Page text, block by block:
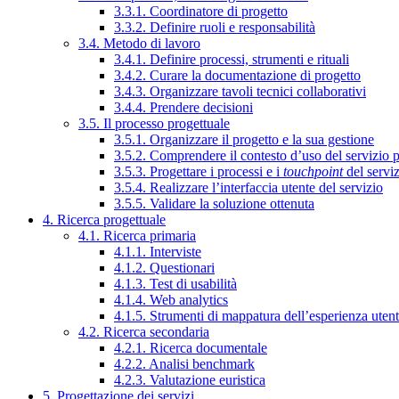
3.3.1. Coordinatore di progetto
3.3.2. Definire ruoli e responsabilità
3.4. Metodo di lavoro
3.4.1. Definire processi, strumenti e rituali
3.4.2. Curare la documentazione di progetto
3.4.3. Organizzare tavoli tecnici collaborativi
3.4.4. Prendere decisioni
3.5. Il processo progettuale
3.5.1. Organizzare il progetto e la sua gestione
3.5.2. Comprendere il contesto d’uso del servizio
3.5.3. Progettare i processi e i touchpointdel
3.5.4. Realizzare l’interfaccia utente del servizio
3.5.5. Validare la soluzione ottenuta
4. Ricerca progettuale
4.1. Ricerca primaria
4.1.1. Interviste
4.1.2. Questionari
4.1.3. Test di usabilità
4.1.4. Web analytics
4.1.5. Strumenti di mappatura dell’esperienza
4.2. Ricerca secondaria
4.2.1. Ricerca documentale
4.2.2. Analisi benchmark
4.2.3. Valutazione euristica
5. Progettazione dei servizi